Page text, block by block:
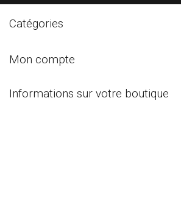
Catégories
Mon compte
Informations sur votre boutique